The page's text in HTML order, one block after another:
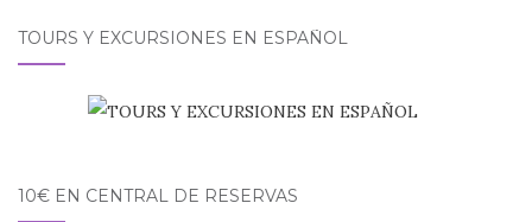
TOURS Y EXCURSIONES EN ESPAÑOL
10€ EN CENTRAL DE RESERVAS